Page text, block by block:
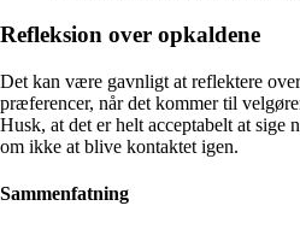
Refleksion over opkaldene
Det kan være gavnligt at reflektere
præferencer, når det kommer til
Husk, at det er helt acceptabelt at sige
om ikke at blive kontaktet igen.
Sammenfatning